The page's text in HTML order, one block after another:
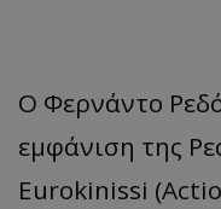
Ο Φερνάντο
εμφάνιση της
Eurokinissi